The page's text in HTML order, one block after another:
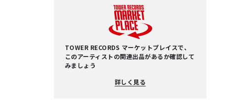
TOWER RECORDS マーケットプレイスで、
このアーティストの関連出品があるか確認して
みましょう
詳しく見る